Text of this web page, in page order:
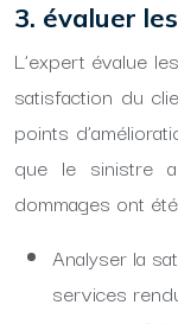
3. évaluer
L’expert évalue
satisfaction du
points
que le sinistre
dommages ont
Analyser la
services